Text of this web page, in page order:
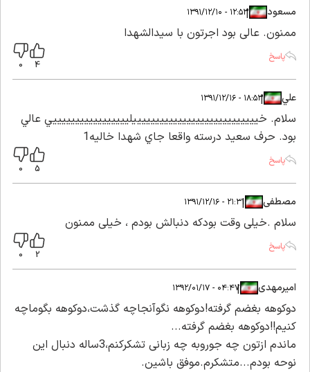
مسعود|
|۱۲:۵۳ - ۱۳۹۱/۱۲/۱۰
ممنون. عالی بود اجرتون با سیدالشهدا
پاسخ
علي|
|۱۸:۵۳ - ۱۳۹۱/۱۲/۱۶
سلام. خييييييييييييييييييييييييييييليييييييييييييييييي عالي
بود. حرف سعيد درسته واقعا جاي شهدا خاليه1
پاسخ
مصطفی|
|۲۱:۳۱ - ۱۳۹۱/۱۲/۱۶
سلام .خیلی وقت بودکه دنبالش بودم ، خیلی ممنون
پاسخ
امیرمهدی|
|۰۴:۴۷ - ۱۳۹۲/۰۱/۱۷
دوکوهه بغضم گرفته!دوکوهه نگوآنجاچه گذشت،دوکوهه بگوماچه
کنیم!!دوکوهه بغضم گرفته...
ماندم ازتون چه جوروبه چه زبانی تشکرکنم،3ساله دنبال این
نوحه بودم...متشکرم.موفق باشین.